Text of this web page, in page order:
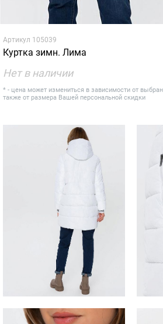
Артикул 105039
Куртка зимн. Лима
Нет в наличии
* - цена может измениться в зависимости от
также от размера Вашей персональной скидки